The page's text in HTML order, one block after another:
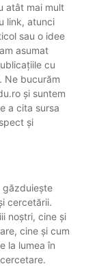
atât mai mult
link, atunci
sau o idee
asumat
cu
Ne bucurăm
și suntem
a cita sursa
și
găzduiește
cercetării.
noștri, cine și
cine și cum
la lumea în